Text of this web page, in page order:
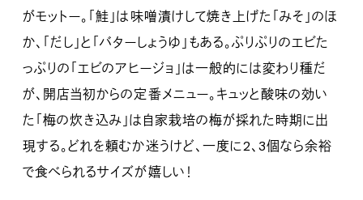
がモットー。「鮭」は味噌漬けして焼き上げた「みそ」のほ
か、「だし」と「バターしょうゆ」もある。ぷりぷりのエビた
っぷりの「エビのアヒージョ」は一般的には変わり種だ
が、開店当初からの定番メニュー。キュッと酸味の効い
た「梅の炊き込み」は自家栽培の梅が採れた時期に出
現する。どれを頼むか迷うけど、一度に2、3個なら余裕
で食べられるサイズが嬉しい！